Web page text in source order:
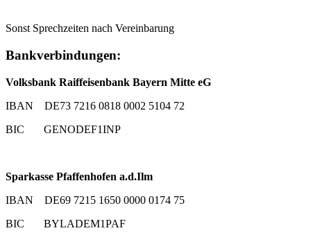
Sonst Sprechzeiten nach Vereinbarung
Bankverbindungen:
Volksbank Raiffeisenbank Bayern Mitte eG
IBAN DE73 7216 0818 0002 5104 72
BIC GENODEF1INP
Sparkasse Pfaffenhofen a.d.Ilm
IBAN DE69 7215 1650 0000 0174 75
BIC BYLADEM1PAF